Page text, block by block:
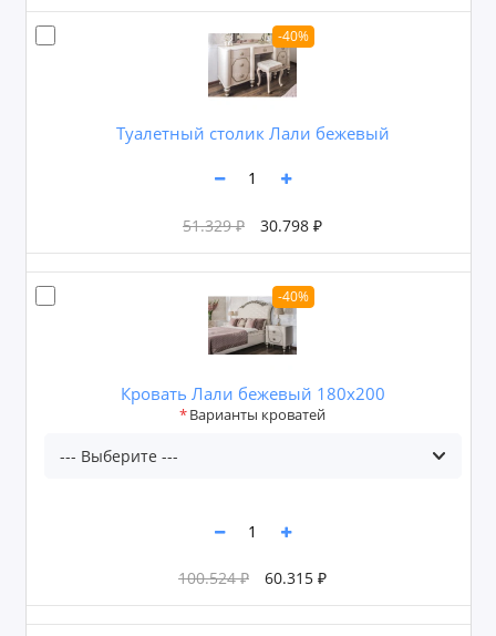
-40%
Туалетный столик Лали бежевый
51.329 ₽ 30.798 ₽
-40%
Кровать Лали бежевый 180х200
Варианты кроватей
100.524 ₽ 60.315 ₽